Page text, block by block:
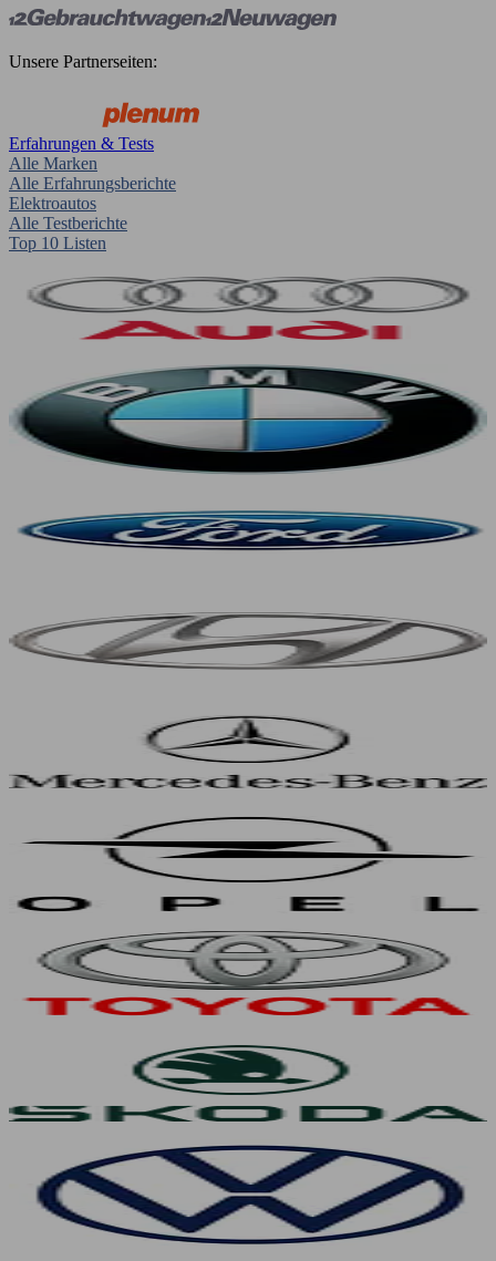
Unsere Partnerseiten:
Erfahrungen & Tests
Alle Marken
Alle Erfahrungsberichte
Elektroautos
Alle Testberichte
Top 10 Listen